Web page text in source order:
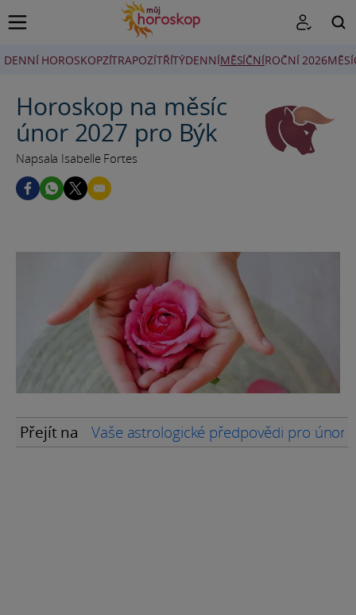
DENNÍ HOROSKOPZÍTRAPOZÍTŘÍTÝDENNÍMĚSÍČNÍROČNÍ 2026
Horoskop na měsíc
únor 2027 pro Býk
Napsala Isabelle Fortes
Přejít na Vaše astrologické předpovědi pro únor